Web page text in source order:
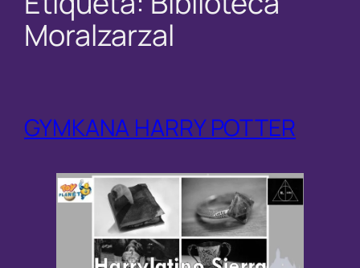
Moralzarzal
GYMKANA HARRY POTTER